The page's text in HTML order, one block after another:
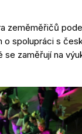
zeměměřičů
o spolupráci s
se zaměřují na